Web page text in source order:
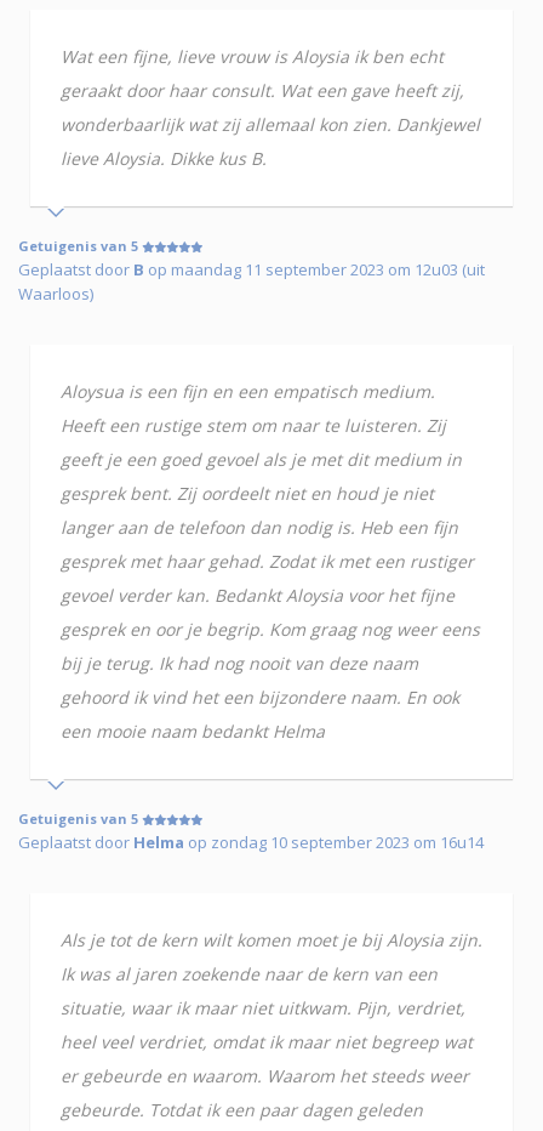
Wat een fijne, lieve vrouw is Aloysia ik ben echt
geraakt door haar consult. Wat een gave heeft zij,
wonderbaarlijk wat zij allemaal kon zien. Dankjewel
lieve Aloysia. Dikke kus B.
Getuigenis van 5
Geplaatst door B op maandag 11 september 2023 om 12u03 (uit
Waarloos)
Aloysua is een fijn en een empatisch medium.
Heeft een rustige stem om naar te luisteren. Zij
geeft je een goed gevoel als je met dit medium in
gesprek bent. Zij oordeelt niet en houd je niet
langer aan de telefoon dan nodig is. Heb een fijn
gesprek met haar gehad. Zodat ik met een rustiger
gevoel verder kan. Bedankt Aloysia voor het fijne
gesprek en oor je begrip. Kom graag nog weer eens
bij je terug. Ik had nog nooit van deze naam
gehoord ik vind het een bijzondere naam. En ook
een mooie naam bedankt Helma
Getuigenis van 5
Geplaatst door Helma op zondag 10 september 2023 om 16u14
Als je tot de kern wilt komen moet je bij Aloysia zijn.
Ik was al jaren zoekende naar de kern van een
situatie, waar ik maar niet uitkwam. Pijn, verdriet,
heel veel verdriet, omdat ik maar niet begreep wat
er gebeurde en waarom. Waarom het steeds weer
gebeurde. Totdat ik een paar dagen geleden